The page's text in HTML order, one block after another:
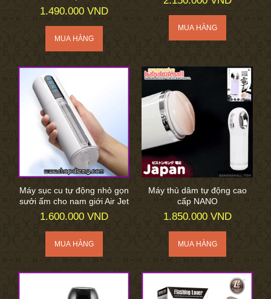
1.490.000 VND
Máy sục cu tự động nhỏ gọn
sưởi ấm cho nam giới Air Jet
1.600.000 VND
Máy thủ dâm tự động cao
cấp NANO
1.850.000 VND